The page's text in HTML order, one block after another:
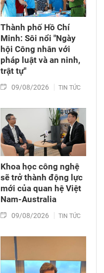
Thành phố Hồ Chí
Minh: Sôi nổi "Ngày
hội Công nhân với
pháp luật và an ninh,
trật tự"
09/08/2026 TIN TỨC
Khoa học công nghệ
sẽ trở thành động lực
mới của quan hệ Việt
Nam-Australia
09/08/2026 TIN TỨC